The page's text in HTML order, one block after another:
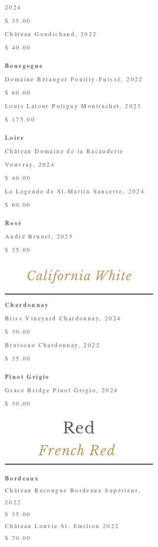
2024
$ 35.00
Château Goudichaud, 2022
$ 40.00
Bourgogne
Domaine Béranger Pouilly-Fuissé, 2022
$ 60.00
Louis Latour Puligny Montrachet, 2023
$ 175.00
Loire
Château Domaine de la Racauderie
Vouvray, 2024
$ 40.00
La Legende de St-Martin Sancerre, 2024
$ 60.00
Rosé
André Brunel, 2025
$ 35.00
California White
Chardonnay
Bliss Vineyard Chardonnay, 2024
$ 30.00
Brutocao Chardonnay, 2022
$ 35.00
Pinot Grigio
Grace Bridge Pinot Grigio, 2024
$ 30.00
Red
French Red
Bordeaux
Château Recougne Bordeaux Supérieur,
2022
$ 35.00
Château Louvie St. Emilion 2022
$ 70.00